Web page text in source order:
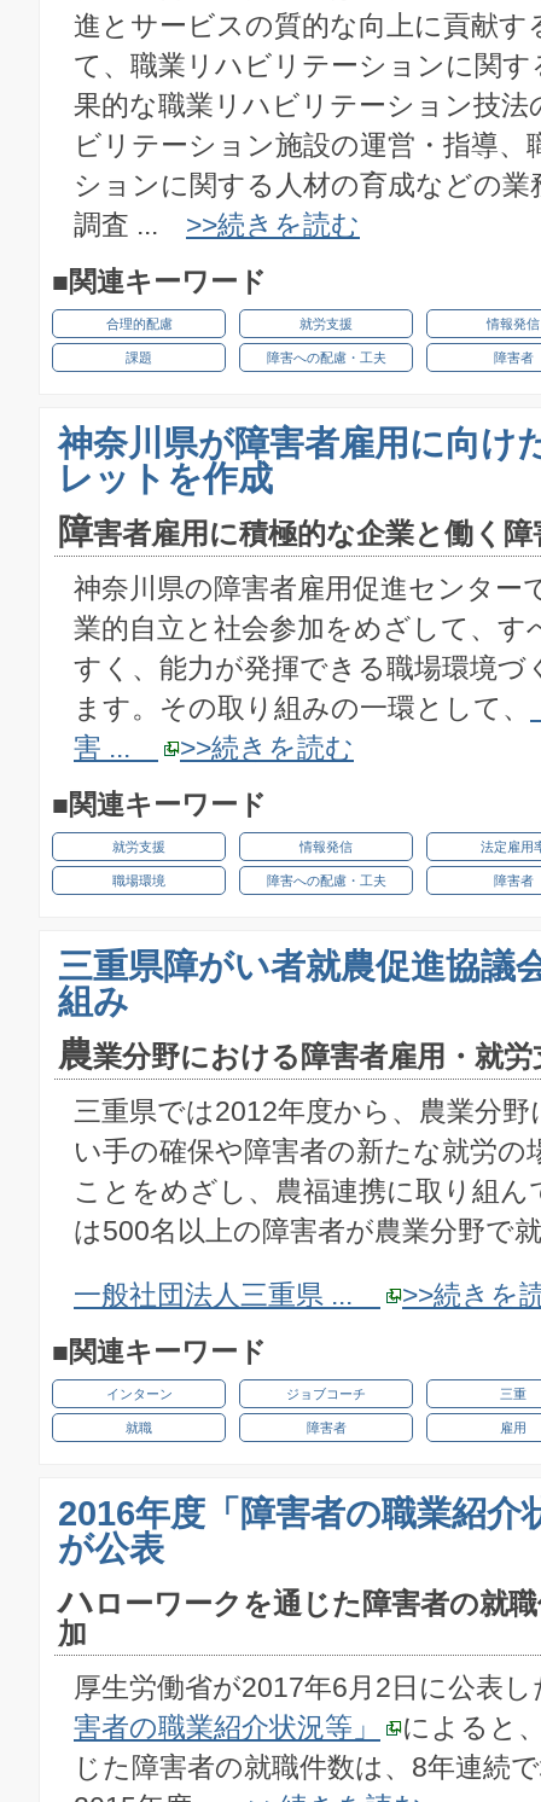
進とサービスの質的な向上に貢献す
て、職業リハビリテーションに関す
果的な職業リハビリテーション技法
ビリテーション施設の運営・指導、
ションに関する人材の育成などの
調査 ... >>続きを読む
■関連キーワード
合理的配慮 就労支援 情報発信
課題 障害への配慮・工夫 障害者
神奈川県が障害者雇用に向け
レットを作成
障害者雇用に積極的な企業と働く
神奈川県の障害者雇用促進センター
業的自立と社会参加をめざして、す
すく、能力が発揮できる職場環境づ
ます。その取り組みの一環として、
害 ...
>>続きを読む
■関連キーワード
就労支援 情報発信 法定雇用
職場環境 障害への配慮・工夫 障害者
三重県障がい者就農促進協議
組み
農業分野における障害者雇用・就労
三重県では2012年度から、農業分
い手の確保や障害者の新たな就労の
ことをめざし、農福連携に取り組ん
は500名以上の障害者が農業分野で
一般社団法人三重県 ...
>>続きを
■関連キーワード
インターン ジョブコーチ 三重
就職 障害者 雇用
2016年度「障害者の職業紹介
が公表
ハローワークを通じた障害者の就
加
厚生労働省が2017年6月2日に公表し
害者の職業紹介状況等」
によると
じた障害者の就職件数は、8年連続